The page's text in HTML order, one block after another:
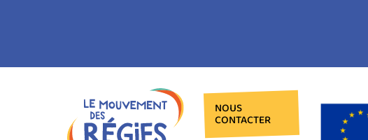
NOUS
CONTACTER
Logo
Europe